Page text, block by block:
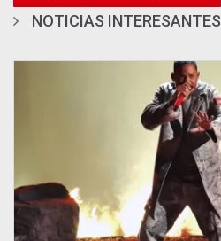
NOTICIAS INTERESANTES